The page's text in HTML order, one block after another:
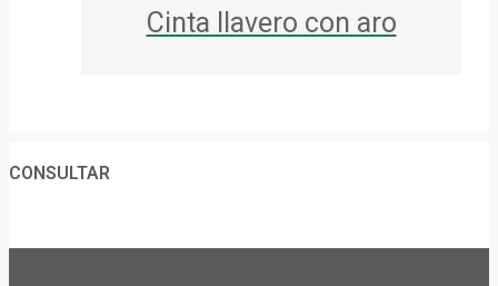
Cinta llavero con aro
CONSULTAR